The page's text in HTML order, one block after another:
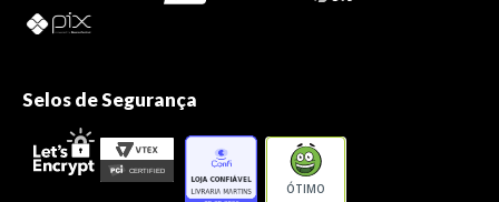
Selos de Segurança
ÓTIMO